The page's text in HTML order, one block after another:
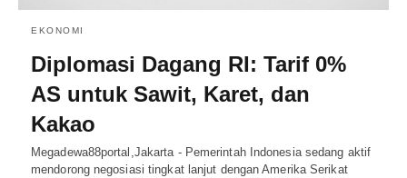
EKONOMI
Diplomasi Dagang RI: Tarif 0%
AS untuk Sawit, Karet, dan
Kakao
Megadewa88portal,Jakarta - Pemerintah Indonesia sedang aktif
mendorong negosiasi tingkat lanjut dengan Amerika Serikat